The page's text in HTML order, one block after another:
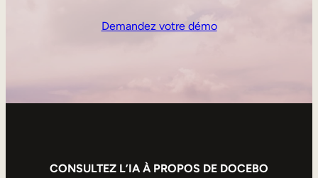
Demandez votre démo
CONSULTEZ L’IA À PROPOS DE DOCEBO